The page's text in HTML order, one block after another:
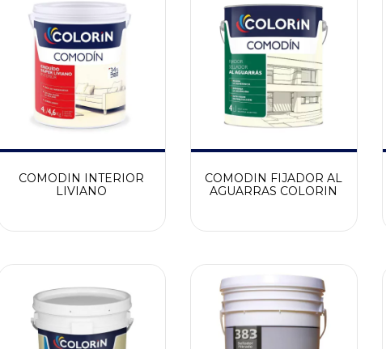
COMODIN INTERIOR
LIVIANO
COMODIN FIJADOR AL
AGUARRAS COLORIN